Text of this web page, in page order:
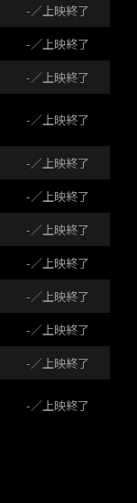
-／上映終了
-／上映終了
-／上映終了
-／上映終了
-／上映終了
-／上映終了
-／上映終了
-／上映終了
-／上映終了
-／上映終了
-／上映終了
-／上映終了